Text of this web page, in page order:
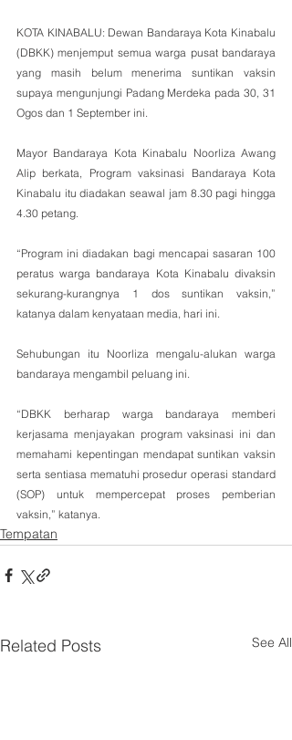
KOTA KINABALU: Dewan Bandaraya Kota Kinabalu
(DBKK) menjemput semua warga pusat bandaraya
yang masih belum menerima suntikan vaksin
supaya mengunjungi Padang Merdeka pada 30, 31
Ogos dan 1 September ini.
Mayor Bandaraya Kota Kinabalu Noorliza Awang
Alip berkata, Program vaksinasi Bandaraya Kota
Kinabalu itu diadakan seawal jam 8.30 pagi hingga
4.30 petang.
“Program ini diadakan bagi mencapai sasaran 100
peratus warga bandaraya Kota Kinabalu divaksin
sekurang-kurangnya 1 dos suntikan vaksin,”
katanya dalam kenyataan media, hari ini.
Sehubungan itu Noorliza mengalu-alukan warga
bandaraya mengambil peluang ini.
“DBKK berharap warga bandaraya memberi
kerjasama menjayakan program vaksinasi ini dan
memahami kepentingan mendapat suntikan vaksin
serta sentiasa mematuhi prosedur operasi standard
(SOP) untuk mempercepat proses pemberian
vaksin,” katanya.
Tempatan
Related Posts See All